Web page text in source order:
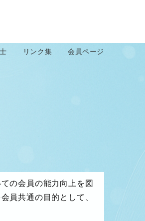
リンク集 会員ページ
の会員の能力向上を図
員共通の目的として、